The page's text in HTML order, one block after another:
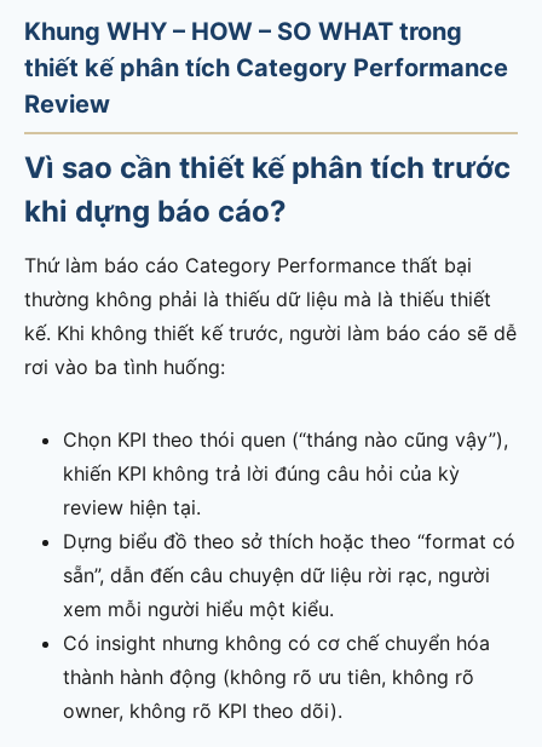
Khung WHY – HOW – SO WHAT trong
thiết kế phân tích Category Performance
Review
Vì sao cần thiết kế phân tích trước
khi dựng báo cáo?
Thứ làm báo cáo Category Performance thất bại
thường không phải là thiếu dữ liệu mà là thiếu thiết
kế. Khi không thiết kế trước, người làm báo cáo sẽ dễ
rơi vào ba tình huống:
Chọn KPI theo thói quen (“tháng nào cũng vậy”),
khiến KPI không trả lời đúng câu hỏi của kỳ
review hiện tại.
Dựng biểu đồ theo sở thích hoặc theo “format có
sẵn”, dẫn đến câu chuyện dữ liệu rời rạc, người
xem mỗi người hiểu một kiểu.
Có insight nhưng không có cơ chế chuyển hóa
thành hành động (không rõ ưu tiên, không rõ
owner, không rõ KPI theo dõi).